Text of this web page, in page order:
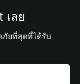
เลย
ยที่สุดที่ได้รับ